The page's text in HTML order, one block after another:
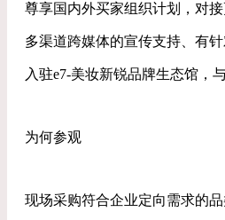
尊享国内外买家组织计划，对接
多渠道跨媒体的宣传支持、有针
入驻e7-美妆新锐品牌生态馆，
为何参观
现场采购符合企业定向需求的品